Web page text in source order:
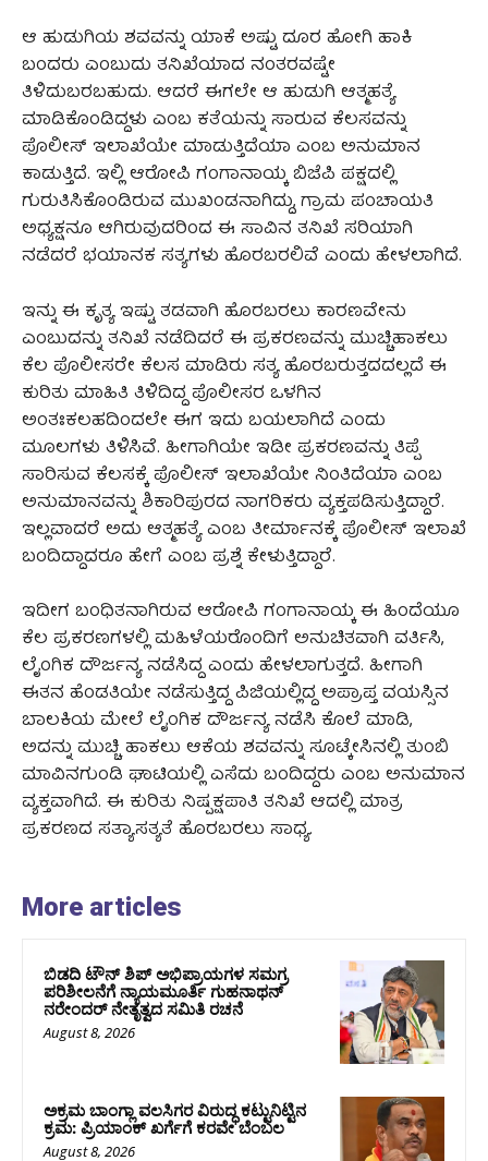
ಆ ಹುಡುಗಿಯ ಶವವನ್ನು ಯಾಕೆ ಅಷ್ಟು ದೂರ ಹೋಗಿ ಹಾಕಿ
ಬಂದರು ಎಂಬುದು ತನಿಖೆಯಾದ ನಂತರವಷ್ಟೇ
ತಿಳಿದುಬರಬಹುದು. ಆದರೆ ಈಗಲೇ ಆ ಹುಡುಗಿ ಆತ್ಮಹತ್ಯೆ
ಮಾಡಿಕೊಂಡಿದ್ದಳು ಎಂಬ ಕತೆಯನ್ನು ಸಾರುವ ಕೆಲಸವನ್ನು
ಪೊಲೀಸ್ ಇಲಾಖೆಯೇ ಮಾಡುತ್ತಿದೆಯಾ ಎಂಬ ಅನುಮಾನ
ಕಾಡುತ್ತಿದೆ. ಇಲ್ಲಿ ಆರೋಪಿ ಗಂಗಾನಾಯ್ಕ ಬಿಜೆಪಿ ಪಕ್ಷದಲ್ಲಿ
ಗುರುತಿಸಿಕೊಂಡಿರುವ ಮುಖಂಡನಾಗಿದ್ದು, ಗ್ರಾಮ ಪಂಚಾಯತಿ
ಅಧ್ಯಕ್ಷನೂ ಆಗಿರುವುದರಿಂದ ಈ ಸಾವಿನ ತನಿಖೆ ಸರಿಯಾಗಿ
ನಡೆದರೆ ಭಯಾನಕ ಸತ್ಯಗಳು ಹೊರಬರಲಿವೆ ಎಂದು ಹೇಳಲಾಗಿದೆ.
ಇನ್ನು ಈ ಕೃತ್ಯ ಇಷ್ಟು ತಡವಾಗಿ ಹೊರಬರಲು ಕಾರಣವೇನು
ಎಂಬುದನ್ನು ತನಿಖೆ ನಡೆದಿದರೆ ಈ ಪ್ರಕರಣವನ್ನು ಮುಚ್ಚಿಹಾಕಲು
ಕೆಲ ಪೊಲೀಸರೇ ಕೆಲಸ ಮಾಡಿರು ಸತ್ಯ ಹೊರಬರುತ್ತದದಲ್ಲದೆ ಈ
ಕುರಿತು ಮಾಹಿತಿ ತಿಳಿದಿದ್ದ ಪೊಲೀಸರ ಒಳಗಿನ
ಅಂತಃಕಲಹದಿಂದಲೇ ಈಗ ಇದು ಬಯಲಾಗಿದೆ ಎಂದು
ಮೂಲಗಳು ತಿಳಿಸಿವೆ. ಹೀಗಾಗಿಯೇ ಇಡೀ ಪ್ರಕರಣವನ್ನು ತಿಪ್ಪೆ
ಸಾರಿಸುವ ಕೆಲಸಕ್ಕೆ ಪೊಲೀಸ್ ಇಲಾಖೆಯೇ ನಿಂತಿದೆಯಾ ಎಂಬ
ಅನುಮಾನವನ್ನು ಶಿಕಾರಿಪುರದ ನಾಗರಿಕರು ವ್ಯಕ್ತಪಡಿಸುತ್ತಿದ್ದಾರೆ.
ಇಲ್ಲವಾದರೆ ಅದು ಆತ್ಮಹತ್ಯೆ ಎಂಬ ತೀರ್ಮಾನಕ್ಕೆ ಪೊಲೀಸ್ ಇಲಾಖೆ
ಬಂದಿದ್ದಾದರೂ ಹೇಗೆ ಎಂಬ ಪ್ರಶ್ನೆ ಕೇಳುತ್ತಿದ್ದಾರೆ.
ಇದೀಗ ಬಂಧಿತನಾಗಿರುವ ಆರೋಪಿ ಗಂಗಾನಾಯ್ಕ ಈ ಹಿಂದೆಯೂ
ಕೆಲ ಪ್ರಕರಣಗಳಲ್ಲಿ ಮಹಿಳೆಯರೊಂದಿಗೆ ಅನುಚಿತವಾಗಿ ವರ್ತಿಸಿ,
ಲೈಂಗಿಕ ದೌರ್ಜನ್ಯ ನಡೆಸಿದ್ದ ಎಂದು ಹೇಳಲಾಗುತ್ತದೆ. ಹೀಗಾಗಿ
ಈತನ ಹೆಂಡತಿಯೇ ನಡೆಸುತ್ತಿದ್ದ ಪಿಜಿಯಲ್ಲಿದ್ದ ಅಪ್ರಾಪ್ತ ವಯಸ್ಸಿನ
ಬಾಲಕಿಯ ಮೇಲೆ ಲೈಂಗಿಕ ದೌರ್ಜನ್ಯ ನಡೆಸಿ ಕೊಲೆ ಮಾಡಿ,
ಅದನ್ನು ಮುಚ್ಚಿ ಹಾಕಲು ಆಕೆಯ ಶವವನ್ನು ಸೂಟ್ಕೇಸಿನಲ್ಲಿ ತುಂಬಿ
ಮಾವಿನಗುಂಡಿ ಘಾಟಿಯಲ್ಲಿ ಎಸೆದು ಬಂದಿದ್ದರು ಎಂಬ ಅನುಮಾನ
ವ್ಯಕ್ತವಾಗಿದೆ. ಈ ಕುರಿತು ನಿಷ್ಪಕ್ಷಪಾತಿ ತನಿಖೆ ಆದಲ್ಲಿ ಮಾತ್ರ
ಪ್ರಕರಣದ ಸತ್ಯಾಸತ್ಯತೆ ಹೊರಬರಲು ಸಾಧ್ಯ.
More articles
ಬಿಡದಿ ಟೌನ್ ಶಿಪ್ ಅಭಿಪ್ರಾಯಗಳ ಸಮಗ್ರ
ಪರಿಶೀಲನೆಗೆ ನ್ಯಾಯಮೂರ್ತಿ ಗುಹನಾಥನ್
ನರೇಂದರ್ ನೇತೃತ್ವದ ಸಮಿತಿ ರಚನೆ
August 8, 2026
ಅಕ್ರಮ ಬಾಂಗ್ಲಾ ವಲಸಿಗರ ವಿರುದ್ಧ ಕಟ್ಟುನಿಟ್ಟಿನ
ಕ್ರಮ: ಪ್ರಿಯಾಂಕ್ ಖರ್ಗೆಗೆ ಕರವೇ ಬೆಂಬಲ
August 8, 2026